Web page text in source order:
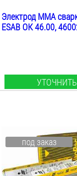
Электрод MMA
ESAB ОК 46.00,
УТОЧНИТЬ
под заказ